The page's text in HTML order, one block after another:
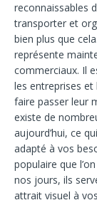
reconnaissables
transporter et
bien plus que
représente
commerciaux. Il
les entreprises et
faire passer leur
existe de
aujourd’hui, ce
adapté à vos
populaire que
nos jours, ils
attrait visuel à